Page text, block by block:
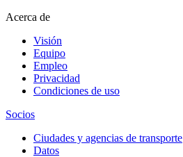
Acerca de
Visión
Equipo
Empleo
Privacidad
Condiciones de uso
Socios
Ciudades y agencias de transporte
Datos